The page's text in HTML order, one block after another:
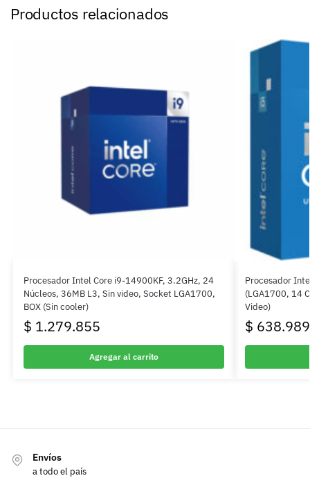
Productos relacionados
Procesador Intel Core i9-14900KF, 3.2GHz, 24
Núcleos, 36MB L3, Sin video, Socket LGA1700,
BOX (Sin cooler)
$ 1.279.855
Agregar al carrito
Procesador
(LGA1700, 14
Video)
$ 638.989
Envíos
a todo el país